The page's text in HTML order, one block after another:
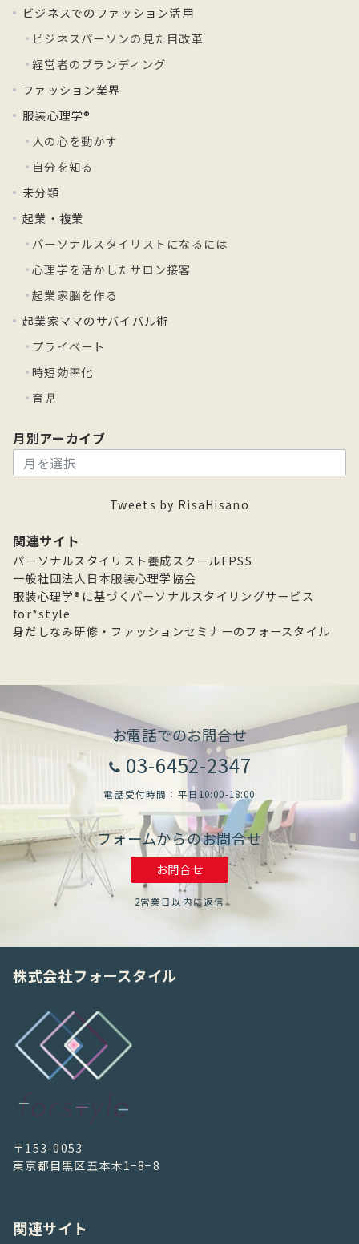
ビジネスでのファッション活用
ビジネスパーソンの見た目改革
経営者のブランディング
ファッション業界
服装心理学®
人の心を動かす
自分を知る
未分類
起業・複業
パーソナルスタイリストになるには
心理学を活かしたサロン接客
起業家脳を作る
起業家ママのサバイバル術
プライベート
時短効率化
育児
月別アーカイブ
別
イ
ブ
Tweets by RisaHisano
関連サイト
パーソナルスタイリスト養成スクールFPSS
一般社団法人日本服装心理学協会
服装心理学®に基づくパーソナルスタイリングサービス
for*style
身だしなみ研修・ファッションセミナーのフォースタイル
お電話でのお問合せ
03-6452-2347
電話受付時間：平日10:00-18:00
フォームからのお問合せ
お問合せ
2営業日以内に返信
株式会社フォースタイル
〒153-0053
東京都目黒区五本木1−8−8
関連サイト